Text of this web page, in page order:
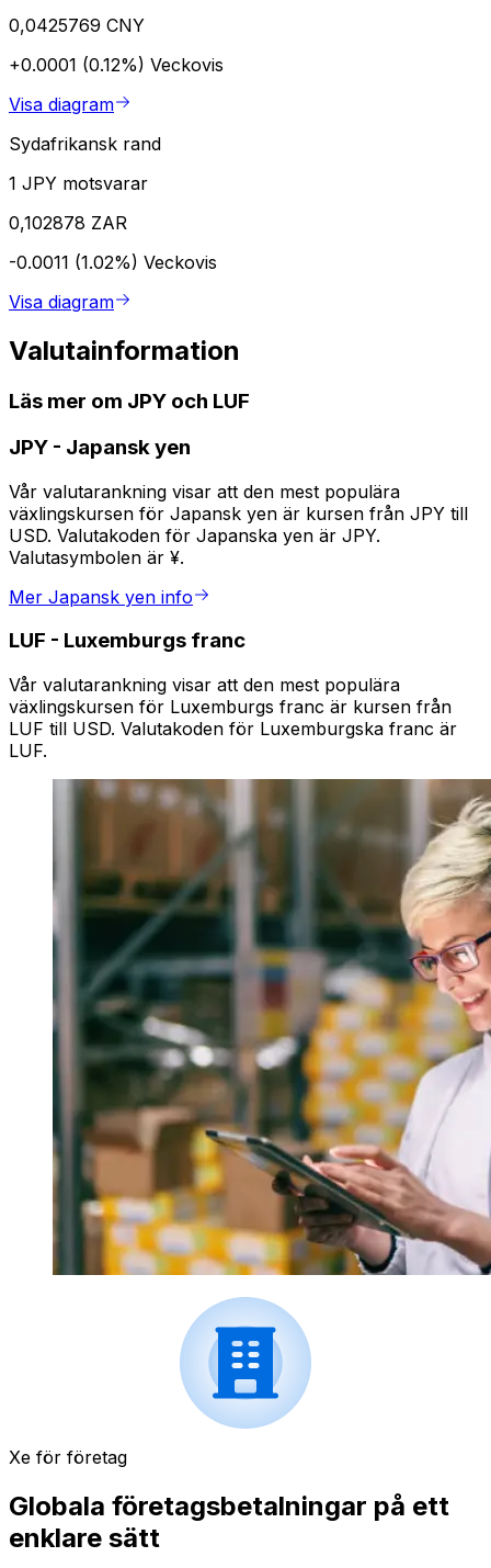
0,0425769 CNY
+0.0001 (0.12%) Veckovis
Visa diagram
Sydafrikansk rand
1 JPY motsvarar
0,102878 ZAR
-0.0011 (1.02%) Veckovis
Visa diagram
Valutainformation
Läs mer om JPY och LUF
JPY - Japansk yen
Vår valutarankning visar att den mest populära
växlingskursen för Japansk yen är kursen från JPY till
USD. Valutakoden för Japanska yen är JPY.
Valutasymbolen är ¥.
Mer Japansk yen info
LUF - Luxemburgs franc
Vår valutarankning visar att den mest populära
växlingskursen för Luxemburgs franc är kursen från
LUF till USD. Valutakoden för Luxemburgska franc är
LUF.
Xe för företag
Globala företagsbetalningar på ett
enklare sätt